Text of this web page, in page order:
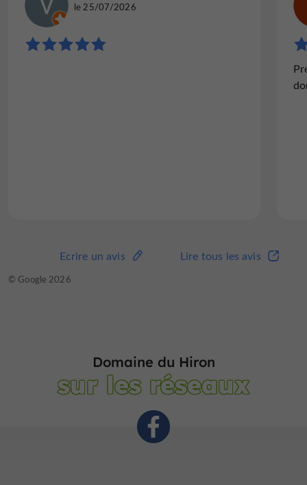
le 25/07/2026
Lire tous les avis
Ecrire un avis
© Google 2026
Domaine du Hiron
sur les réseaux